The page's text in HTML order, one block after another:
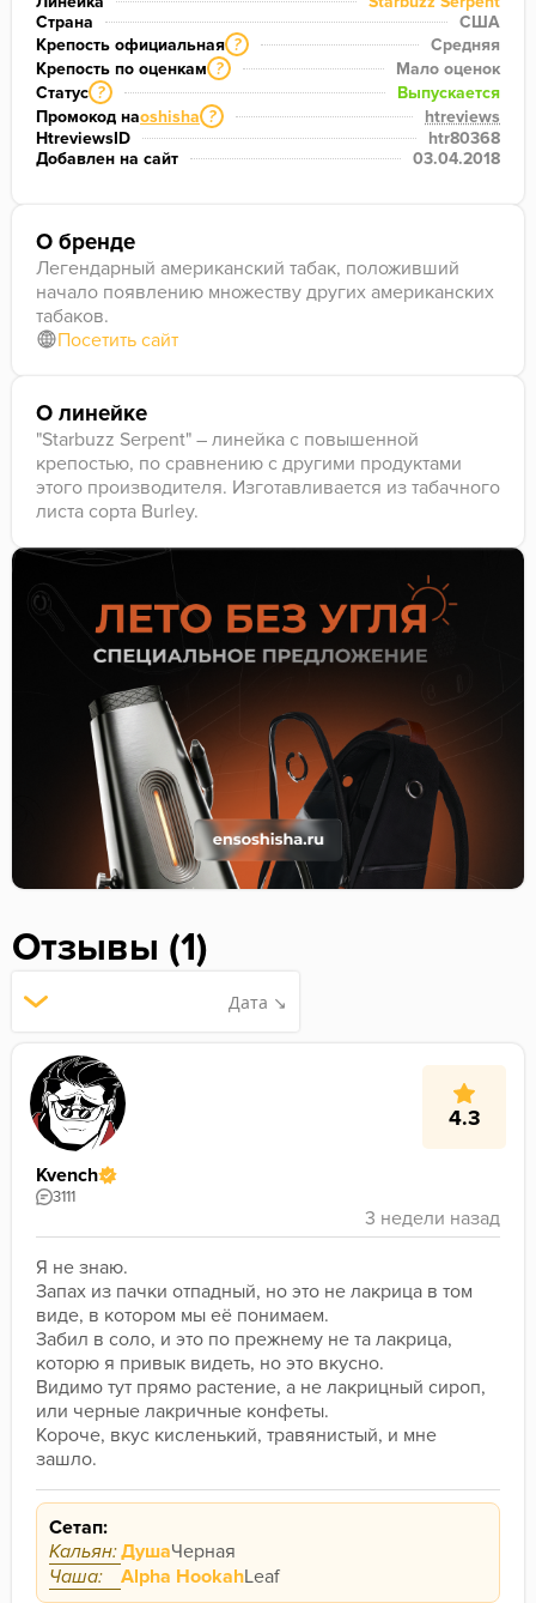
Страна
США
Крепость официальная ?
Средняя
Крепость по оценкам ?
Мало оценок
Статус ?
Выпускается
Промокод наoshisha ?
htreviews
HtreviewsID
htr80368
Добавлен на сайт
03.04.2018
О бренде
Легендарный американский табак, положивший
начало появлению множеству других американских
табаков.
Посетить сайт
О линейке
"Starbuzz Serpent" – линейка с повышенной
крепостью, по сравнению с другими продуктами
этого производителя. Изготавливается из табачного
листа сорта Burley.
Отзывы (1)
Дата ↘
4.3
Kvench
3111
Я не знаю.
Запах из пачки отпадный, но это не лакрица в том
виде, в котором мы её понимаем.
Забил в соло, и это по прежнему не та лакрица,
которю я привык видеть, но это вкусно.
Видимо тут прямо растение, а не лакрицный сироп,
или черные лакричные конфеты.
Короче, вкус кисленький, травянистый, и мне
зашло.
Сетап:
Кальян:ДушаЧерная
Чаша:
Alpha HookahLeaf